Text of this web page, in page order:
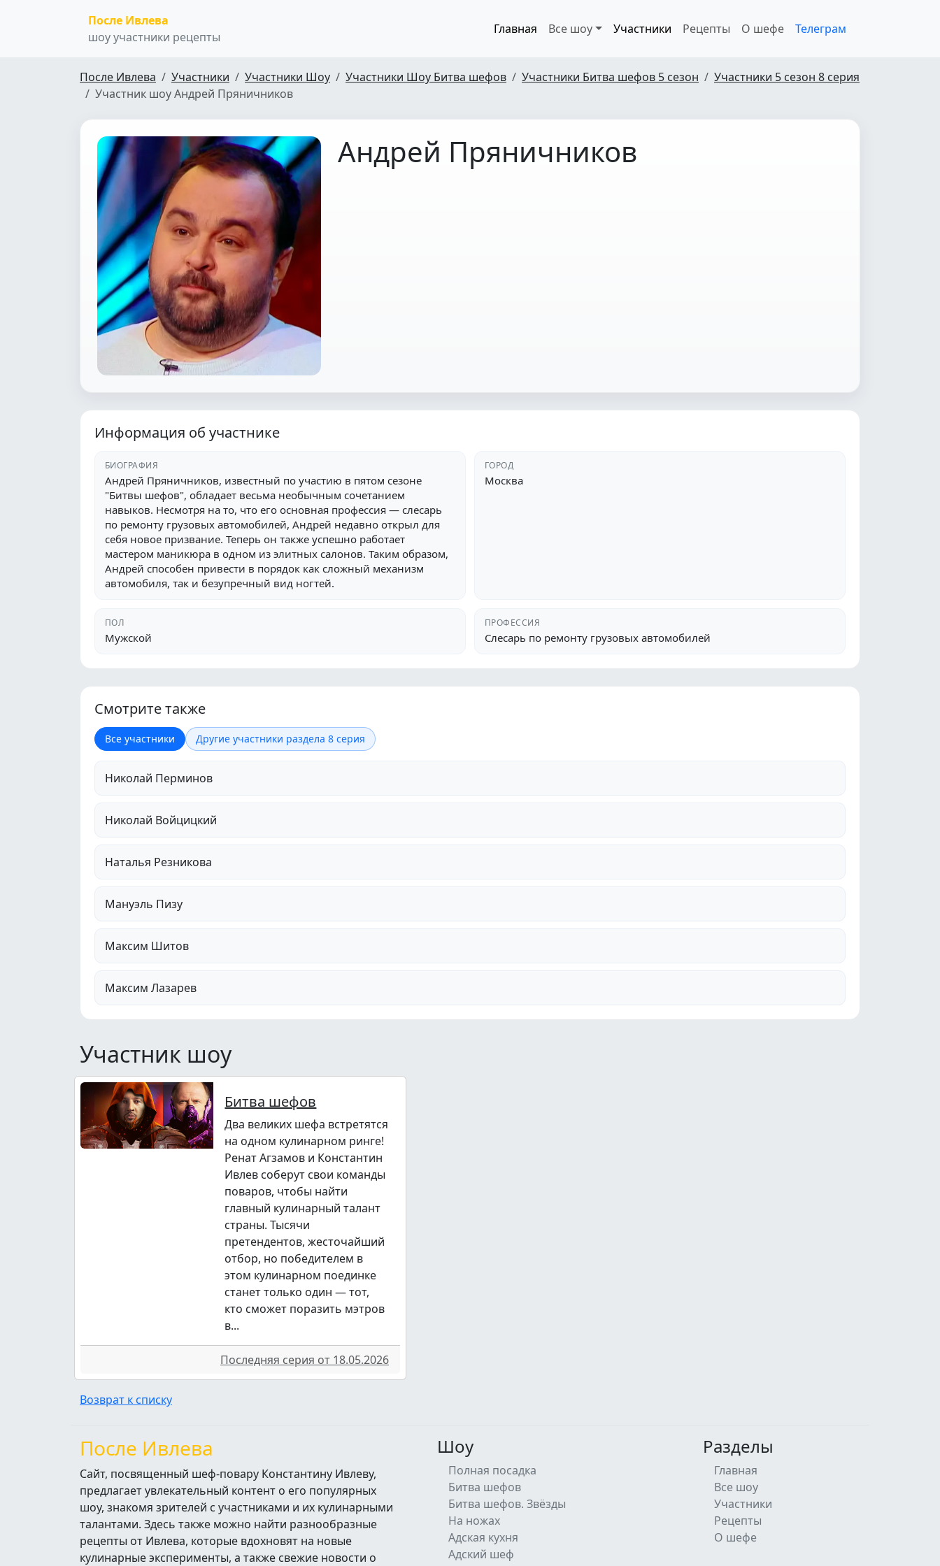
После Ивлева
шоу участники рецепты
Главная Все шоу Участники Рецепты О шефе Телеграм
После Ивлева Участники Участники Шоу Участники Шоу Битва шефов Участники Битва шефов 5 сезон
Участники 5 сезон 8 серия
Участник шоу Андрей Пряничников
Андрей Пряничников
Информация об участнике
БИОГРАФИЯ
Андрей Пряничников, известный по участию в пятом сезоне
"Битвы шефов", обладает весьма необычным сочетанием
навыков. Несмотря на то, что его основная профессия — слесарь
по ремонту грузовых автомобилей, Андрей недавно открыл для
себя новое призвание. Теперь он также успешно работает
мастером маникюра в одном из элитных салонов. Таким образом,
Андрей способен привести в порядок как сложный механизм
автомобиля, так и безупречный вид ногтей.
ГОРОД
Москва
ПОЛ
Мужской
ПРОФЕССИЯ
Слесарь по ремонту грузовых автомобилей
Смотрите также
Все участники Другие участники раздела 8 серия
Николай Перминов
Николай Войцицкий
Наталья Резникова
Мануэль Пизу
Максим Шитов
Максим Лазарев
Участник шоу
Битва шефов
Два великих шефа встретятся
на одном кулинарном ринге!
Ренат Агзамов и Константин
Ивлев соберут свои команды
поваров, чтобы найти
главный кулинарный талант
страны. Тысячи
претендентов, жесточайший
отбор, но победителем в
этом кулинарном поединке
станет только один — тот,
кто сможет поразить мэтров
в...
Последняя серия от 18.05.2026
Возврат к списку
После Ивлева
Сайт, посвященный шеф-повару Константину Ивлеву,
предлагает увлекательный контент о его популярных
шоу, знакомя зрителей с участниками и их кулинарными
талантами. Здесь также можно найти разнообразные
рецепты от Ивлева, которые вдохновят на новые
кулинарные эксперименты, а также свежие новости о
Шоу
Полная посадка
Битва шефов
Битва шефов. Звёзды
На ножах
Адская кухня
Адский шеф
Разделы
Главная
Все шоу
Участники
Рецепты
О шефе